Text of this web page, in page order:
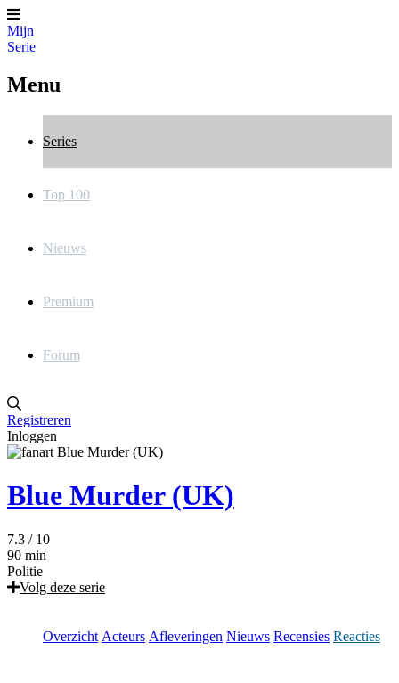
Mijn
Serie
Menu
Series
Top 100
Nieuws
Premium
Forum
Registreren
Inloggen
Blue Murder (UK)
7.3 / 10
90 min
Politie
Volg deze serie
Overzicht Acteurs Afleveringen Nieuws Recensies Reacties